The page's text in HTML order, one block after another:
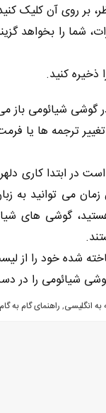
بر روی آن کلیک
شما را بخواهد
ذخیره کنید.
گوشی شیائومی باز
ترجمه ‌ها یا
در ابتدا کاری
زمان می توانید
گوشی های
شده خود را از
شیائومی را در
به انگلیسی,راهنمای گام به